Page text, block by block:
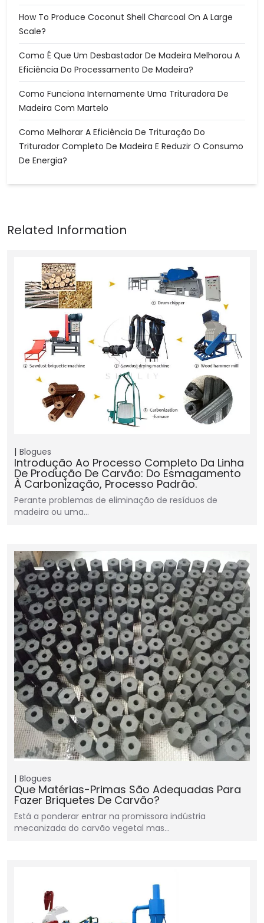
How To Produce Coconut Shell Charcoal On A Large
Scale?
Como É Que Um Desbastador De Madeira Melhorou A
Eficiência Do Processamento De Madeira?
Como Funciona Internamente Uma Trituradora De
Madeira Com Martelo
Como Melhorar A Eficiência De Trituração Do
Triturador Completo De Madeira E Reduzir O Consumo
De Energia?
Blogues
Introdução Ao Processo Completo Da Linha
De Produção De Carvão: Do Esmagamento
À Carbonização, Processo Padrão.
Perante problemas de eliminação de resíduos de
madeira ou uma…
Blogues
Que Matérias-Primas São Adequadas Para
Fazer Briquetes De Carvão?
Está a ponderar entrar na promissora indústria
mecanizada do carvão vegetal mas…